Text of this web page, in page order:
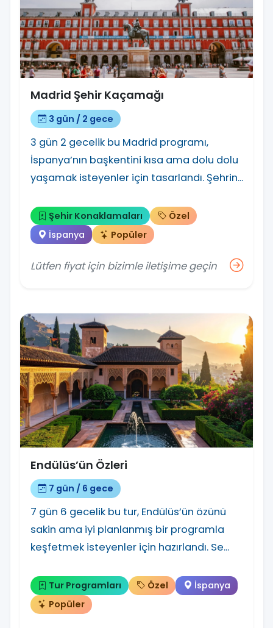
Madrid Şehir Kaçamağı
3 gün / 2 gece
3 gün 2 gecelik bu Madrid programı,
İspanya’nın başkentini kısa ama dolu dolu
yaşamak isteyenler için tasarlandı. Şehrin...
Şehir Konaklamaları
Özel
İspanya
Popüler
Lütfen fiyat için bizimle iletişime geçin
Endülüs’ün Özleri
7 gün / 6 gece
7 gün 6 gecelik bu tur, Endülüs’ün özünü
sakin ama iyi planlanmış bir programla
keşfetmek isteyenler için hazırlandı. Se...
Tur Programları Özel
İspanya
Popüler